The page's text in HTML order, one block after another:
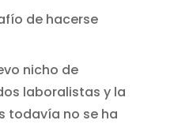
de hacerse
nicho de
laboralistas y la
todavía no se ha